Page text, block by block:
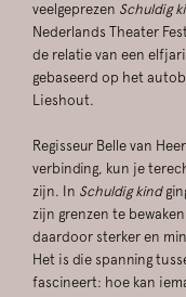
veelgeprezen Schuldig
Nederlands Theater
de relatie van een
gebaseerd op het
Lieshout.
Regisseur Belle van
verbinding, kun je
zijn. In Schuldig kind
zijn grenzen te
daardoor sterker en
Het is die spanning
fascineert: hoe kan